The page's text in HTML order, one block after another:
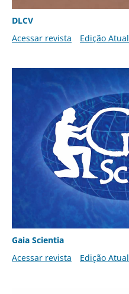
DLCV
Acessar revista
Edição Atual
Gaia Scientia
Acessar revista
Edição Atual